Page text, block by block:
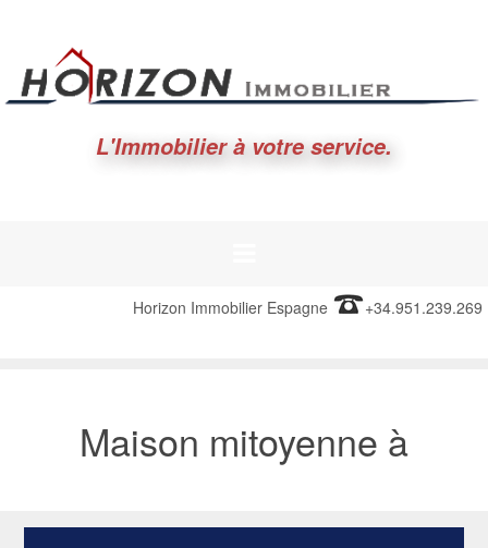
L'Immobilier à votre service.
Horizon Immobilier Espagne +34.951.239.269
Maison mitoyenne à